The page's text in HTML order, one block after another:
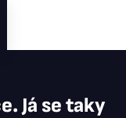
Já se taky